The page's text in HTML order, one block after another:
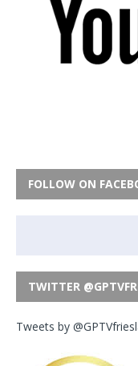
FOLLOW ON
TWITTER
Tweets by